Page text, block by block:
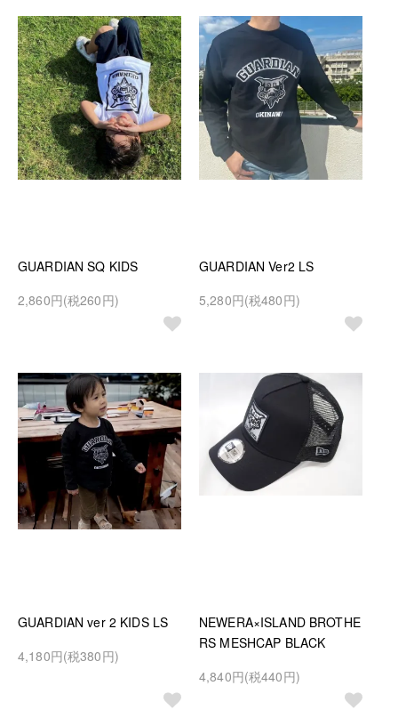
GUARDIAN SQ KIDS
2,860円(税260円)
GUARDIAN Ver2 LS
5,280円(税480円)
GUARDIAN ver 2 KIDS LS
4,180円(税380円)
NEWERA×ISLAND BROTHE
RS MESHCAP BLACK
4,840円(税440円)